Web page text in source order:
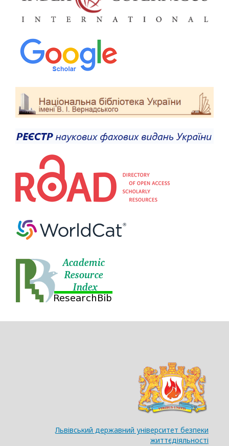
Львівський державний університет безпеки
життєдіяльності